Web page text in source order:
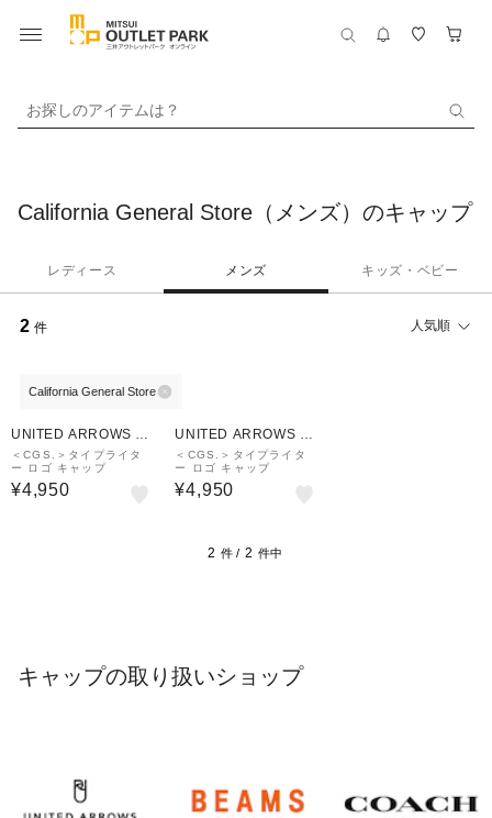
お探しのアイテムは？
California General Store（メンズ）のキャップ
レディース メンズ キッズ・ベビー
2 件 人気順
California General Store
UNITED ARROWS O
UTLET
＜CGS.＞タイプライタ
ー ロゴ キャップ
¥4,950
UNITED ARROWS O
UTLET
＜CGS.＞タイプライタ
ー ロゴ キャップ
¥4,950
2 件 / 2 件中
キャップの取り扱いショップ